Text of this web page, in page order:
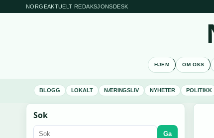
NORGEAKTUELT REDAKSJONSDESK
HJEM OM OSS
BLOGG LOKALT NÆRINGSLIV NYHETER POLITIKK
Sok
Ga